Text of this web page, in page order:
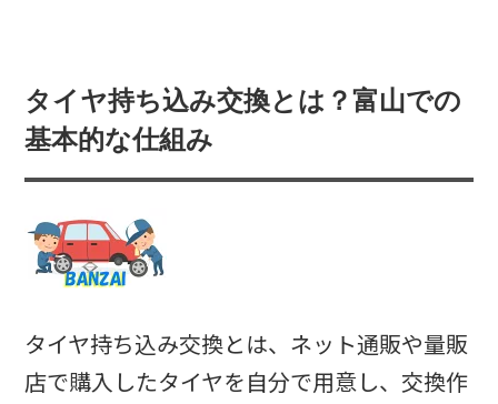
タイヤ持ち込み交換とは？富山での
基本的な仕組み
タイヤ持ち込み交換とは、ネット通販や量販
店で購入したタイヤを自分で用意し、交換作